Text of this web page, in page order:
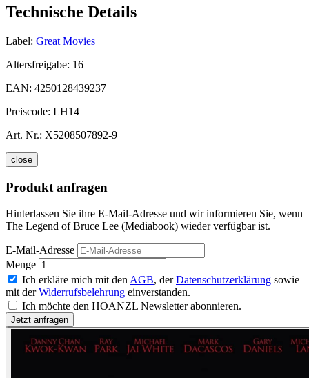
Technische Details
Label: Great Movies
Altersfreigabe: 16
EAN: 4250128439237
Preiscode: LH14
Art. Nr.: X5208507892-9
close
Produkt anfragen
Hinterlassen Sie ihre E-Mail-Adresse und wir informieren Sie, wenn
The Legend of Bruce Lee (Mediabook) wieder verfügbar ist.
E-Mail-Adresse
Menge
Ich erkläre mich mit den AGB, derDatenschutzerklärung sowie
mit derWiderrufsbelehrung einverstanden.
Ich möchte den HOANZL Newsletter abonnieren.